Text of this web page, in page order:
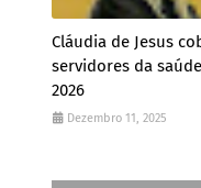
Cláudia de Jesus
servidores da
2026
Dezembro 11, 2025